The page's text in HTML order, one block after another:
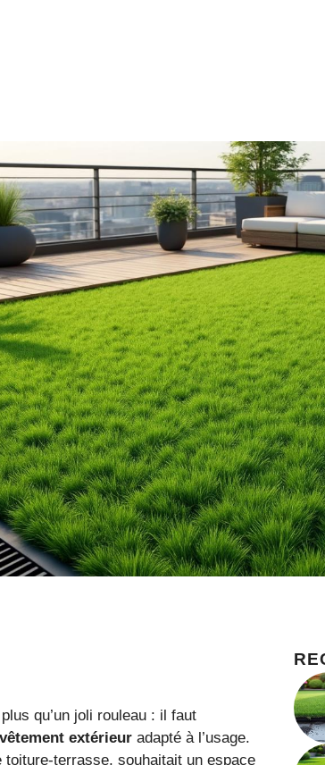
qu’un joli rouleau : il faut
extérieur adapté à l’usage.
toiture-terrasse, souhaitait un espace